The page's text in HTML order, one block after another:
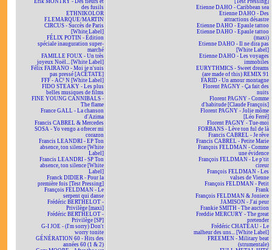
Erik MONTRY - Des fleurs et
des fusils
ETHNIKOLOR
F.LEMARQUE/MARTIN
CIRCUS - Succès de Paris
[White Label]
FÉLIX POTIN - Édition
spéciale inauguration super-
marché
FAMILLE FOUX - Un très
joyeux Noël... [White Label]
Félix FAIRANO - Moi je n'suis
pas pressé [ACÉTATE]
FFF - AC² N [White Label]
FIDO STEAKY - Les plus
belles musiques de films
FINE YOUNG CANNIBALS -
The flame
France GALL - La chanson
d'Azima
Francis CABREL & Mercedes
SOSA - Yo vengo a ofrecer mi
corazon
Francis LEANDRI - EP Ton
absence, ton silence [White
Label]
Francis LEANDRI - SP Ton
absence, ton silence [White
Label]
Franck DIDIER - Pour la
première fois [Test Pressing]
François FELDMAN - Le
serpent qui danse
Frédéric BERTHELOT -
Privilège [maxi]
Frédéric BERTHELOT -
Privilège [SP]
G-I JOE - (I'm sorry) Don't
worry tonite
GÉNÉRATION 60 - Hits des
années 60 (1 & 2)
[Test Pressing]
Etienne DAHO - Caribbean sea
Etienne DAHO - Des
attractions désastre
Etienne DAHO - Epaule tattoo
Etienne DAHO - Epaule tattoo
(maxi)
Etienne DAHO - Il ne dira pas
[White Label]
Etienne DAHO - Les voyages
immobiles
EURYTHMICS - Sweet dreams
(are made of this) REMIX 91
FARID - Un amour montagne
Florent PAGNY - Ça fait des
nuits
Florent PAGNY - Comme
d'habitude [Claude François]
Florent PAGNY - Jolie môme
[Léo Ferré]
Florent PAGNY - Tue-moi
FORBANS - Lève ton ful de là
Francis CABREL - Je rêve
Francis CABREL - Petite Marie
François FELDMAN - Comme
une évidence
François FELDMAN - Le p'tit
cireur
François FELDMAN - Les
valses de Vienne
François FELDMAN - Petit
Frank
François FELDMAN & Joniece
JAMISON - J'ai peur
Frankie SMITH - The auction
Freddie MERCURY - The great
pretender
Frédéric CHATEAU - Le
malheur des uns... [White Label]
FREEMEN - Military beat
(strumentale)